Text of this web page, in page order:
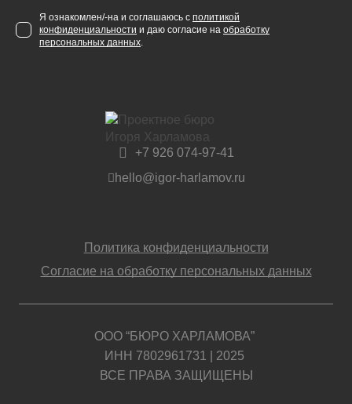
Я ознакомлен/-на и соглашаюсь с политикой
конфиденциальности и даю согласие на обработку
персональных данных.
+7 926 074-97-41
hello@igor-harlamov.ru
Политика конфиденциальности
Согласие на обработку персональных данных
ООО “БЮРО ХАРЛАМОВА”
ИНН 7802961731 | 2025
ВСЕ ПРАВА ЗАЩИЩЕНЫ